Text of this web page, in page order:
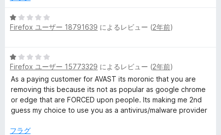
5
段
1
の
評
価
Firefox ユーザー 18791639 によるレビュー (2年前)
5
段
階
中
1
の
価
Firefox ユーザー 15773329 によるレビュー (2年前)
As a paying customer for AVAST its moronic that you are
removing this because its not as popular as google chrome
or edge that are FORCED upon people. Its making me 2nd
guess my choice to use you as a antivirus/malware provider
フラグ